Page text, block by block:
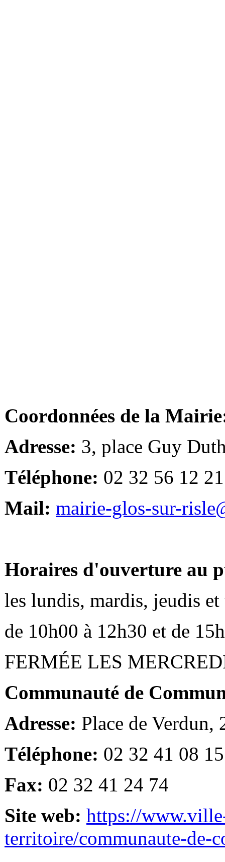
Coordonnées de la
Adresse: 3, place Guy
Téléphone: 02 32 56 12 21
Mail: mairie-glos-sur-
Horaires d'ouverture au
les lundis, mardis, jeudis et
de 10h00 à 12h30 et de
FERMÉE LES
Communauté de
Adresse: Place de Verdun,
Téléphone: 02 32 41 08 15
Fax: 02 32 41 24 74
Site web: https://
territoire/communaute-de-